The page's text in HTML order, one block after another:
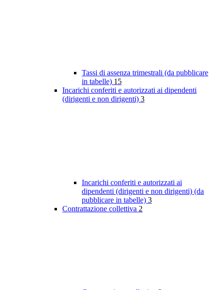
Tassi di assenza trimestrali (da pubblicare
in tabelle) 15
Incarichi conferiti e autorizzati ai dipendenti
(dirigenti e non dirigenti) 3
Incarichi conferiti e autorizzati ai
dipendenti (dirigenti e non dirigenti) (da
pubblicare in tabelle) 3
Contrattazione collettiva 2